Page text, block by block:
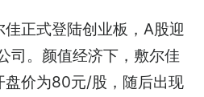
正式登陆创业板，A股迎
司。颜值经济下，敷尔佳
价为80元/股，随后出现